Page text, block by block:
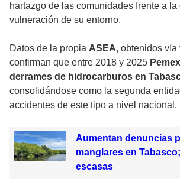
hartazgo de las comunidades frente a la
vulneración de su entorno.
Datos de la propia ASEA, obtenidos vía
confirman que entre 2018 y 2025 Pemex
derrames de hidrocarburos en
consolidándose como la segunda
accidentes de este tipo a nivel nacional.
Aumentan denuncias
manglares en
escasas